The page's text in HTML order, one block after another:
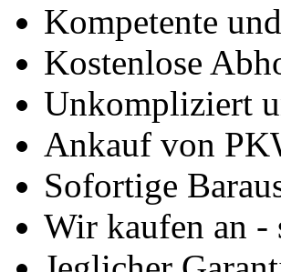
Kompetente
Kostenlose
Unkompliziert
Ankauf von
Sofortige
Wir kaufen an -